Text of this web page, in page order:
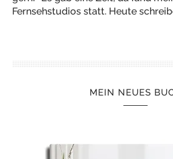
Fernsehstudios statt. Heute
MEIN NEUES